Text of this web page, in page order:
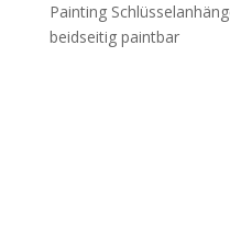
Painting
beidseitig paintbar